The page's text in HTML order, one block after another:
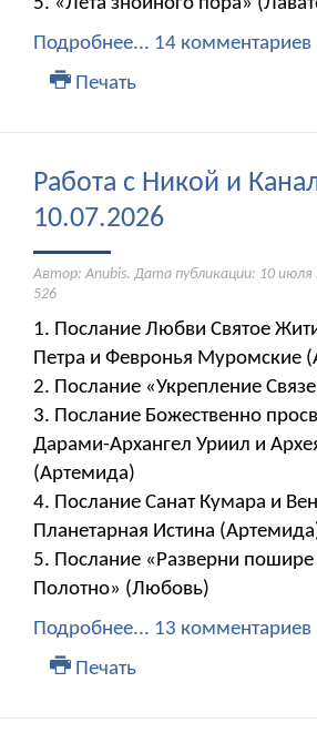
5. «Лета знойного пора»
Подробнее... 14 комментариев
Печать
Работа с Никой и
10.07.2026
Автор: Anubis. Дата публикации: 10 июля
526
1. Послание Любви Святое
Петра и Февронья Муромские
2. Послание «Укрепление
3. Послание Божественно
Дарами-Архангел Уриил и
(Артемида)
4. Послание Санат Кумара и
Планетарная Истина
5. Послание «Разверни
Полотно» (Любовь)
Подробнее... 13 комментариев
Печать